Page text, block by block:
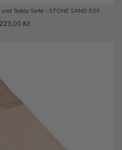
Teddy Seite - STONE SAND 505
Kč